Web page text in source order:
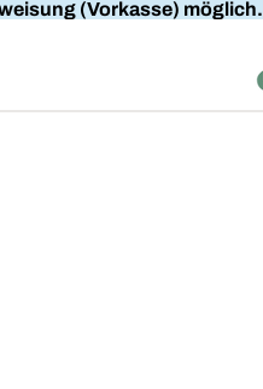
(Vorkasse) möglich.